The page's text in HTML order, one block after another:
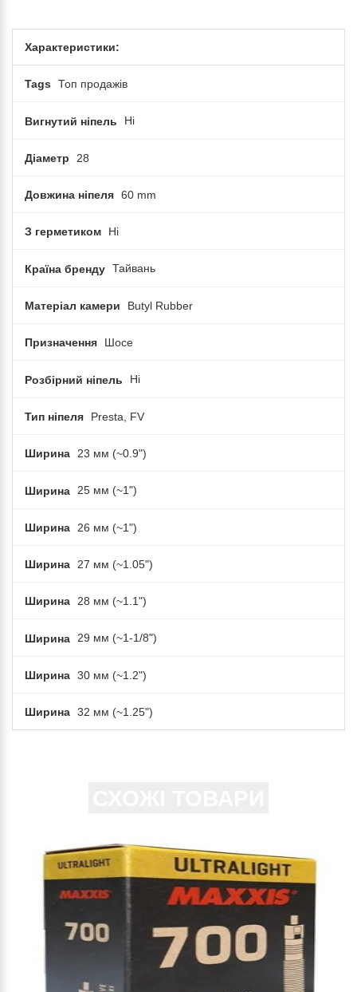
Характеристики:
Tags Топ продажів
Вигнутий ніпель Ні
Діаметр 28
Довжина ніпеля 60 mm
З герметиком Ні
Країна бренду Тайвань
Матеріал камери Butyl Rubber
Призначення Шосе
Розбірний ніпель Ні
Тип ніпеля Presta, FV
Ширина 23 мм (~0.9")
Ширина 25 мм (~1")
Ширина 26 мм (~1")
Ширина 27 мм (~1.05")
Ширина 28 мм (~1.1")
Ширина 29 мм (~1-1/8")
Ширина 30 мм (~1.2")
Ширина 32 мм (~1.25")